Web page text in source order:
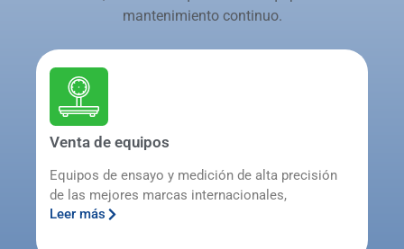
mantenimiento continuo.
Venta de equipos
Equipos de ensayo y medición de alta precisión
de las mejores marcas internacionales,
Leer más